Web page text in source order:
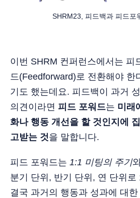
SHRM23, 피드백과 피드포
이번 SHRM 컨퍼런스에서는 피
드(Feedforward)로 전환해야 한
기도 했는데요. 피드백이 과거
의견이라면 피드 포워드는 미래
화나 행동 개선을 할 것인지에
고받는 것을 말합니다.
피드 포워드는 1:1 미팅의 주기
분기 단위, 반기 단위, 연 단위로
결국 과거의 행동과 성과에 대